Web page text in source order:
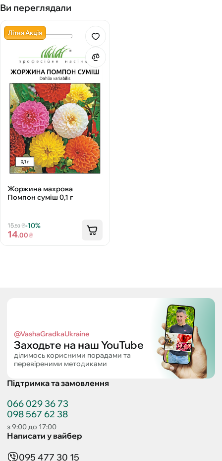
Ви переглядали
Літня Акція
Жоржина махрова
Помпон суміш 0,1 г
15.50₴-10%
14.00₴
@VashaGradkaUkraine
Заходьте на наш YouTube
ділимось корисними порадами та
перевіреними методиками
Підтримка та замовлення
066 029 36 73
098 567 62 38
з 9:00 до 17:00
Написати у вайбер
095 477 30 15